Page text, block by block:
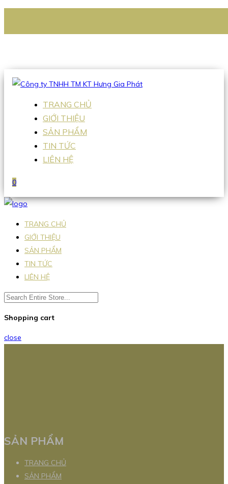
Hotline:0938 336 079
TRANG CHỦ
GIỚI THIỆU
SẢN PHẨM
TIN TỨC
LIÊN HỆ
0
TRANG CHỦ
GIỚI THIỆU
SẢN PHẨM
TIN TỨC
LIÊN HỆ
Shopping cart
close
SẢN PHẨM
TRANG CHỦ
SẢN PHẨM